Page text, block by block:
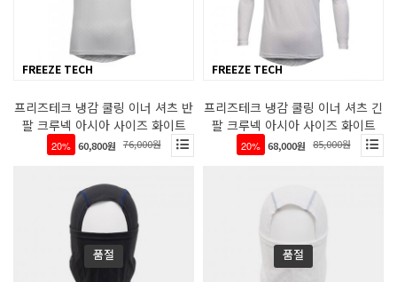
FREEZE TECH
프리즈테크 냉감 쿨링 이너 셔츠 반
팔 크루넥 아시아 사이즈 화이트
20% 60,800원 76,000원
FREEZE TECH
프리즈테크 냉감 쿨링 이너 셔츠 긴
팔 크루넥 아시아 사이즈 화이트
20% 68,000원 85,000원
품절 품절